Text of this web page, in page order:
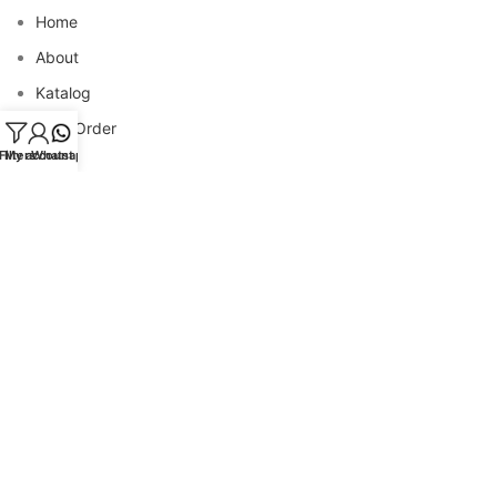
Home
About
Katalog
Cara Order
Blog
My account
Whatsapp